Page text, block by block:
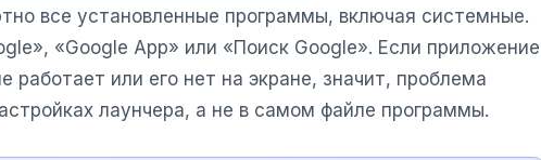
все установленные программы, включая системные.
«Google App» или «Поиск Google». Если приложение
работает или его нет на экране, значит, проблема
лаунчера, а не в самом файле программы.